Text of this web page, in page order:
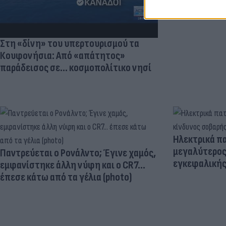
Στη «δίνη» του υπερτουρισμού τα
Κουφονήσια: Από «απάτητος»
παράδεισος σε... κοσμοπολίτικο νησί
Παντρεύεται ο Ρονάλντο; Έγινε χαμός,
εμφανίστηκε άλλη νύφη και ο CR7…
έπεσε κάτω από τα γέλια (photo)
Ηλεκτρικά